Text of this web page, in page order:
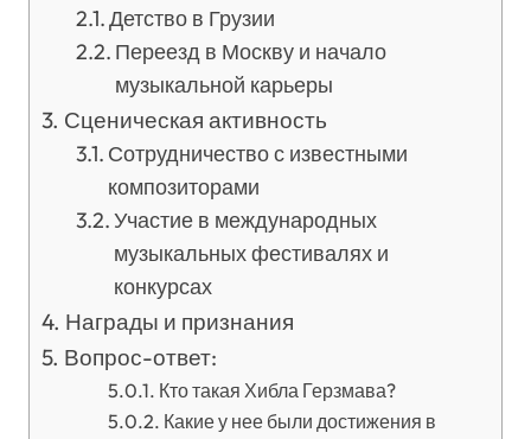
Детство в Грузии
Переезд в Москву и начало
музыкальной карьеры
Сценическая активность
Сотрудничество с известными
композиторами
Участие в международных
музыкальных фестивалях и
конкурсах
Награды и признания
Вопрос-ответ:
Кто такая Хибла Герзмава?
Какие у нее были достижения в